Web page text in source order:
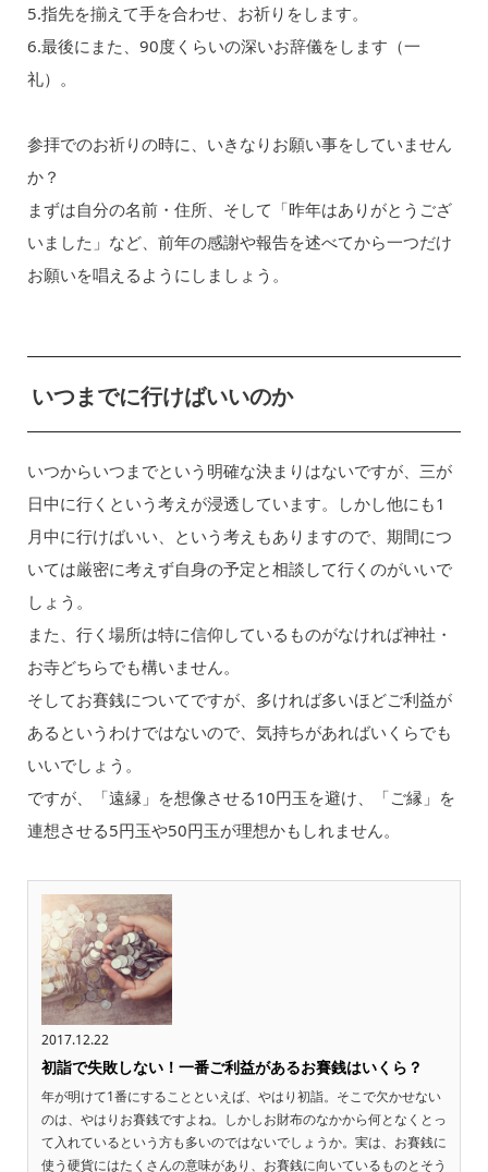
5.指先を揃えて手を合わせ、お祈りをします。
6.最後にまた、90度くらいの深いお辞儀をします（一
礼）。
参拝でのお祈りの時に、いきなりお願い事をしていません
か？
まずは自分の名前・住所、そして「昨年はありがとうござ
いました」など、前年の感謝や報告を述べてから一つだけ
お願いを唱えるようにしましょう。
いつまでに行けばいいのか
いつからいつまでという明確な決まりはないですが、三が
日中に行くという考えが浸透しています。しかし他にも1
月中に行けばいい、という考えもありますので、期間につ
いては厳密に考えず自身の予定と相談して行くのがいいで
しょう。
また、行く場所は特に信仰しているものがなければ神社・
お寺どちらでも構いません。
そしてお賽銭についてですが、多ければ多いほどご利益が
あるというわけではないので、気持ちがあればいくらでも
いいでしょう。
ですが、「遠縁」を想像させる10円玉を避け、「ご縁」を
連想させる5円玉や50円玉が理想かもしれません。
2017.12.22
初詣で失敗しない！一番ご利益があるお賽銭はいくら？
年が明けて1番にすることといえば、やはり初詣。そこで欠かせない
のは、やはりお賽銭ですよね。しかしお財布のなかから何となくとっ
て入れているという方も多いのではないでしょうか。実は、お賽銭に
使う硬貨にはたくさんの意味があり、お賽銭に向いているものとそう